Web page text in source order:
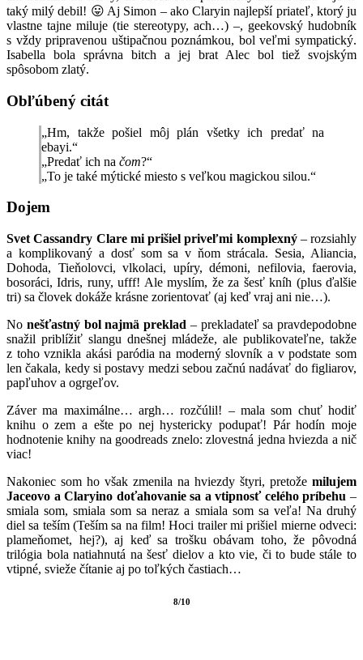
taký milý debil! 😛 Aj Simon – ako Claryin najlepší priateľ, ktorý ju
vlastne tajne miluje (tie stereotypy, ach…) –, geekovský hudobník
s vždy pripravenou uštipačnou poznámkou, bol veľmi sympatický.
Isabella bola správna bitch a jej brat Alec bol tiež svojským
spôsobom zlatý.
Obľúbený citát
„Hm, takže pošiel môj plán všetky ich predať na
ebayi.“
„Predať ich na čom?“
„To je také mýtické miesto s veľkou magickou silou.“
Dojem
Svet Cassandry Clare mi prišiel priveľmi komplexný– rozsiahly
a komplikovaný a dosť som sa v ňom strácala. Sesia, Aliancia,
Dohoda, Tieňolovci, vlkolaci, upíry, démoni, nefilovia, faerovia,
bosoráci, Idris, runy, ufff! Ale myslím, že za šesť kníh (plus ďalšie
tri) sa človek dokáže krásne zorientovať (aj keď vraj ani nie…).
No nešťastný bol najmä preklad – prekladateľ sa pravdepodobne
snažil priblížiť slangu dnešnej mládeže, ale publikovateľne, takže
z toho vznikla akási paródia na moderný slovník a v podstate som
len čakala, kedy si postavy medzi sebou začnú nadávať do figliarov,
papľuhov a ogrgeľov.
Záver ma maximálne… argh… rozčúlil! – mala som chuť hodiť
knihu o zem a ešte po nej hystericky podupať! Pár hodín moje
hodnotenie knihy na goodreads znelo: zlovestná jedna hviezda a nič
viac!
Nakoniec som ho však zmenila na hviezdy štyri, pretože milujem
Jaceovo a Claryino doťahovanie sa a vtipnosť celého príbehu –
smiala som, smiala som sa neraz a smiala som sa veľa! Na druhý
diel sa teším (Teším sa na film! Hoci trailer mi prišiel mierne odveci:
plameňomet, hej?), aj keď sa trošku obávam toho, že pôvodná
trilógia bola natiahnutá na šesť dielov a kto vie, či to bude stále to
vtipné, svieže čítanie aj po toľkých častiach…
8/10